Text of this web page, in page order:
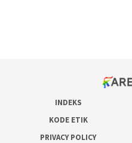
INDEKS
KODE ETIK
PRIVACY POLICY